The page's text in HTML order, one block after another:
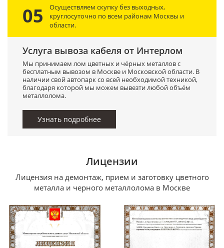
05
Осуществляем скупку без выходных,
круглосуточно по всем районам Москвы и
области.
Услуга вывоза кабеля от Интерлом
Мы принимаем лом цветных и чёрных металлов с
бесплатным вывозом в Москве и Московской области. В
наличии свой автопарк со всей необходимой техникой,
благодаря которой мы можем вывезти любой объём
металлолома.
Узнать подробнее
Лицензии
Лицензия на демонтаж, прием и заготовку цветного
металла и черного металлолома в Москве